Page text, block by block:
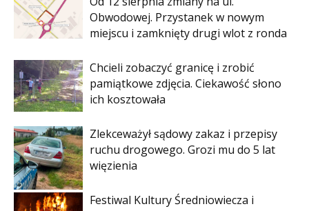
Obwodowej. Przystanek w nowym
miejscu i zamknięty drugi wlot z ronda
Chcieli zobaczyć granicę i zrobić
pamiątkowe zdjęcia. Ciekawość słono
ich kosztowała
Zlekceważył sądowy zakaz i przepisy
ruchu drogowego. Grozi mu do 5 lat
więzienia
Festiwal Kultury Średniowiecza i